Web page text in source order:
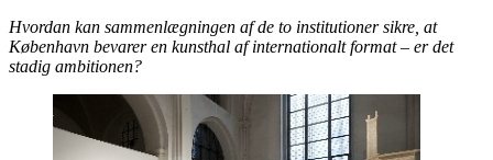
Hvordan kan sammenlægningen af de to institutioner sikre, at
København bevarer en kunsthal af internationalt format – er det
stadig ambitionen?